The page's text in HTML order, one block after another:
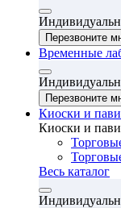
Перезвоните
Временные
Перезвоните
Киоски и
Киоски и
Весь каталог